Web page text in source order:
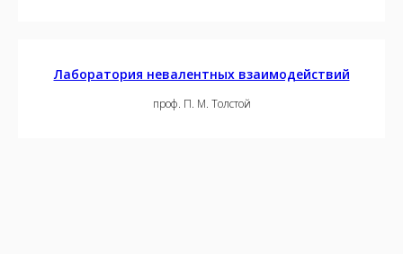
Лаборатория невалентных взаимодействий
проф. П. М. Толстой